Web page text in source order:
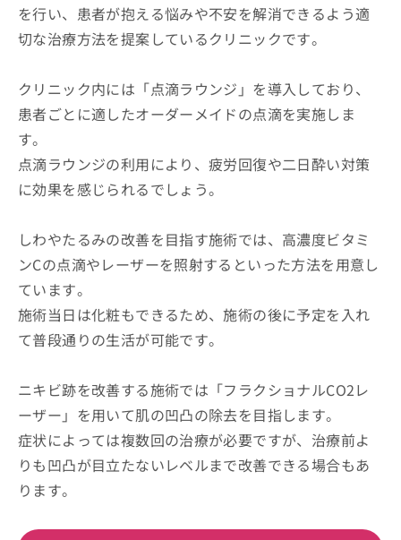
を行い、患者が抱える悩みや不安を解消できるよう適
切な治療方法を提案しているクリニックです。
クリニック内には「点滴ラウンジ」を導入しており、
患者ごとに適したオーダーメイドの点滴を実施しま
す。
点滴ラウンジの利用により、疲労回復や二日酔い対策
に効果を感じられるでしょう。
しわやたるみの改善を目指す施術では、高濃度ビタミ
ンCの点滴やレーザーを照射するといった方法を用意し
ています。
施術当日は化粧もできるため、施術の後に予定を入れ
て普段通りの生活が可能です。
ニキビ跡を改善する施術では「フラクショナルCO2レ
ーザー」を用いて肌の凹凸の除去を目指します。
症状によっては複数回の治療が必要ですが、治療前よ
りも凹凸が目立たないレベルまで改善できる場合もあ
ります。